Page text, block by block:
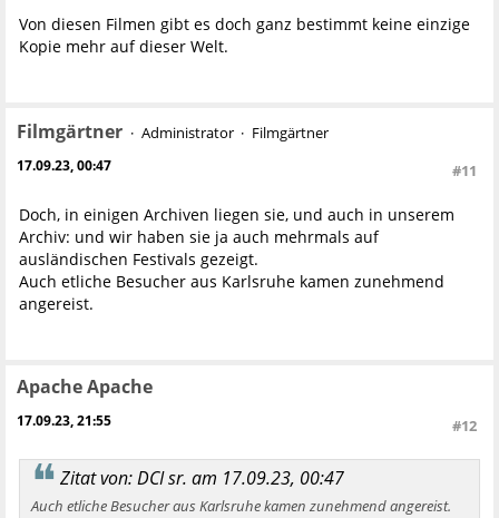
Von diesen Filmen gibt es doch ganz bestimmt keine einzige
Kopie mehr auf dieser Welt.
Filmgärtner Administrator Filmgärtner
17.09.23, 00:47 #11
Doch, in einigen Archiven liegen sie, und auch in unserem
Archiv: und wir haben sie ja auch mehrmals auf
ausländischen Festivals gezeigt.
Auch etliche Besucher aus Karlsruhe kamen zunehmend
angereist.
Apache Apache
17.09.23, 21:55 #12
Zitat von: DCI sr. am 17.09.23, 00:47
Auch etliche Besucher aus Karlsruhe kamen zunehmend angereist.